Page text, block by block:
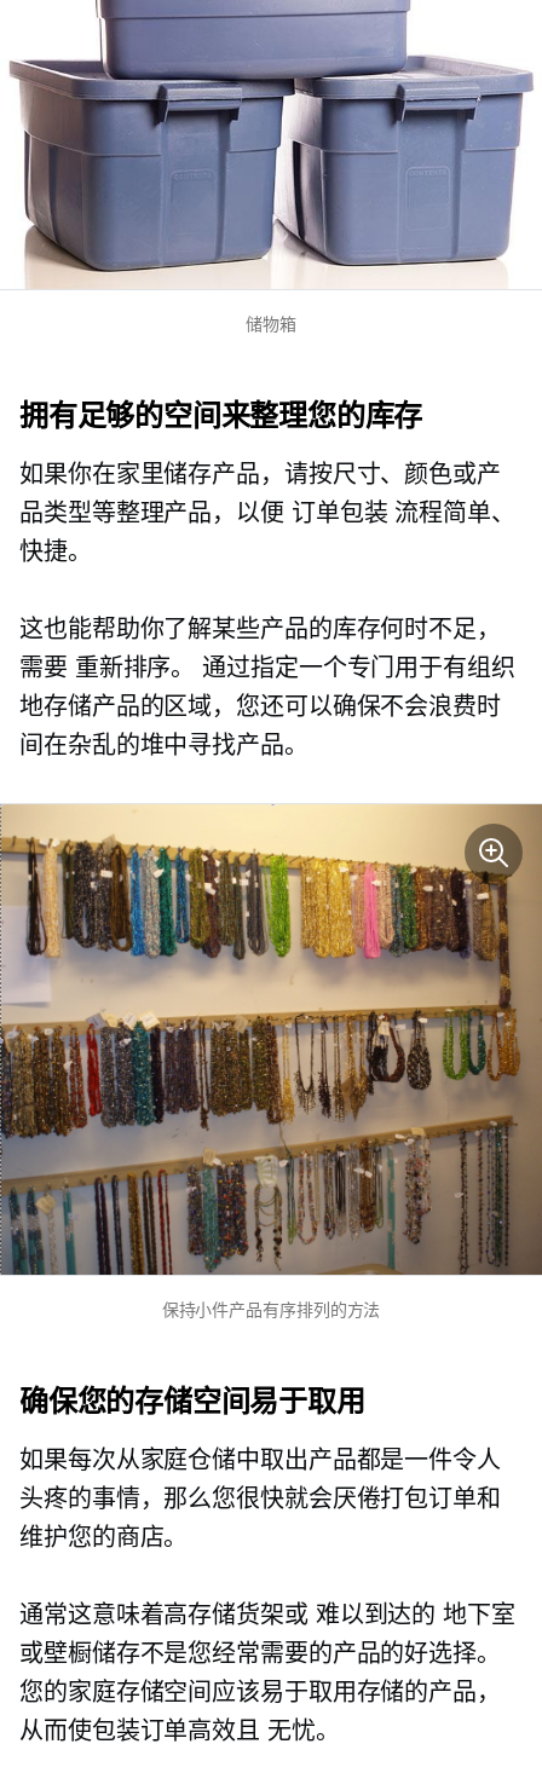
储物箱
拥有足够的空间来整理您的库存
如果你在家里储存产品，请按尺寸、颜色或产
品类型等整理产品，以便 订单包装 流程简单、
快捷。
这也能帮助你了解某些产品的库存何时不足，
需要 重新排序。
通过指定一个专门用于有组织
地存储产品的区域，您还可以确保不会浪费时
间在杂乱的堆中寻找产品。
保持小件产品有序排列的方法
确保您的存储空间易于取用
如果每次从家庭仓储中取出产品都是一件令人
头疼的事情，那么您很快就会厌倦打包订单和
维护您的商店。
通常这意味着高存储货架或 难以到达的 地下室
或壁橱储存不是您经常需要的产品的好选择。
您的家庭存储空间应该易于取用存储的产品，
从而使包装订单高效且 无忧。